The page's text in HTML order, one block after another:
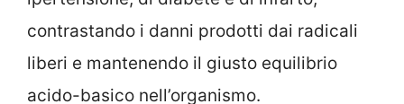
contrastando i danni prodotti dai radicali
liberi e mantenendo il giusto equilibrio
acido-basico nell’organismo.